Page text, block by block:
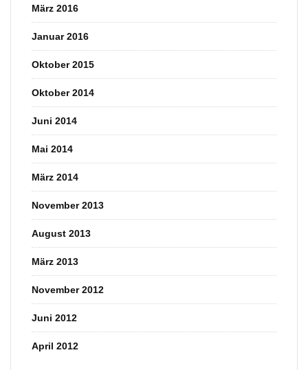
März 2016
Januar 2016
Oktober 2015
Oktober 2014
Juni 2014
Mai 2014
März 2014
November 2013
August 2013
März 2013
November 2012
Juni 2012
April 2012